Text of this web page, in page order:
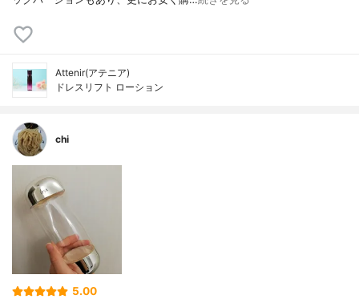
Attenir(アテニア)
ドレスリフト ローション
chi
5.00